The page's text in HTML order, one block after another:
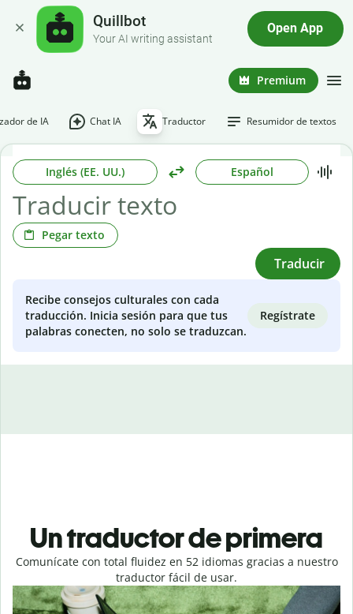
Quillbot
Your AI writing assistant
Open App
Premium
de IA Chat IA Traductor Resumidor de textos
Inglés (EE. UU.) Español
Pegar texto
Traducir
Recibe consejos culturales con cada
traducción. Inicia sesión para que tus
palabras conecten, no solo se traduzcan.
Regístrate
Un traductor de primera
Comunícate con total fluidez en 52 idiomas gracias a nuestro
traductor fácil de usar.